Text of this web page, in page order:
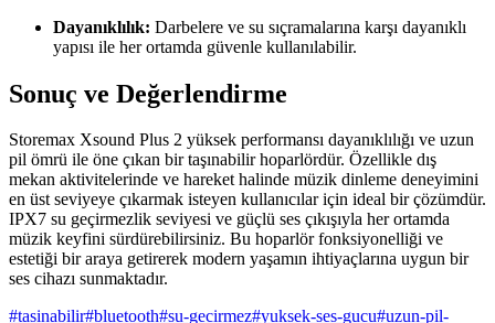
Dayanıklılık: Darbelere ve su sıçramalarına karşı dayanıklı
yapısı ile her ortamda güvenle kullanılabilir.
Sonuç ve Değerlendirme
Storemax Xsound Plus 2 yüksek performansı dayanıklılığı ve uzun
pil ömrü ile öne çıkan bir taşınabilir hoparlördür. Özellikle dış
mekan aktivitelerinde ve hareket halinde müzik dinleme deneyimini
en üst seviyeye çıkarmak isteyen kullanıcılar için ideal bir çözümdür.
IPX7 su geçirmezlik seviyesi ve güçlü ses çıkışıyla her ortamda
müzik keyfini sürdürebilirsiniz. Bu hoparlör fonksiyonelliği ve
estetiği bir araya getirerek modern yaşamın ihtiyaçlarına uygun bir
ses cihazı sunmaktadır.
#tasinabilir#bluetooth#su-gecirmez#yuksek-ses-gucu#uzun-pil-